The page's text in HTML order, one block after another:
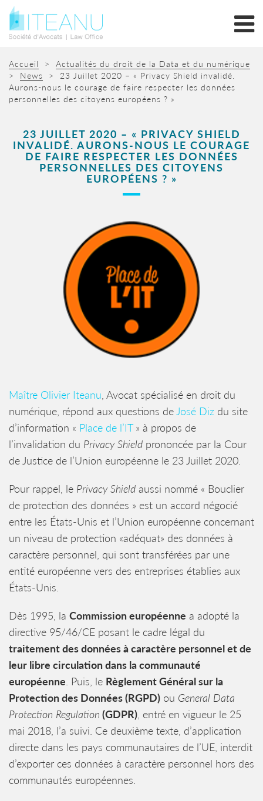
Accueil > Actualités du droit de la Data et du numérique
> News > 23 Juillet 2020 – « Privacy Shield invalidé.
Aurons-nous le courage de faire respecter les données
personnelles des citoyens européens ? »
23 JUILLET 2020 – « PRIVACY SHIELD
INVALIDÉ. AURONS-NOUS LE COURAGE
DE FAIRE RESPECTER LES DONNÉES
PERSONNELLES DES CITOYENS
EUROPÉENS ? »
Maître Olivier Iteanu , Avocat spécialisé en droit du
numérique, répond aux questions deJosé Diz du site
d’information « Place de l’IT» à propos de
l’invalidation du Privacy Shield prononcée par la Cour
de Justice de l’Union européenne le 23 Juillet 2020.
Pour rappel, le Privacy Shield aussi nommé « Bouclier
de protection des données » est un accord négocié
entre les États-Unis et l’Union européenne concernant
un niveau de protection «adéquat» des données à
caractère personnel, qui sont transférées par une
entité européenne vers des entreprises établies aux
États-Unis.
Dès 1995, la Commission européenne a adopté la
directive 95/46/CE posant le cadre légal du
traitement des données à caractère personnel et de
leur libre circulation dans la communauté
européenne . Puis, le Règlement Général sur la
Protection des Données (RGPD) ou General Data
Protection Regulation (GDPR) , entré en vigueur le 25
mai 2018, l’a suivi. Ce deuxième texte, d’application
directe dans les pays communautaires de l’UE, interdit
d’exporter ces données à caractère personnel hors des
communautés européennes.